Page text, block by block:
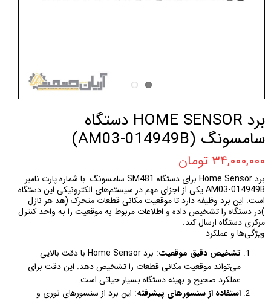
برد HOME SENSOR دستگاه
سامسونگ (AM03-014949B)
۳۴,۰۰۰,۰۰۰ تومان
برد Home Sensor برای دستگاه SM481 سامسونگ با شماره پارت نامبر
AM03-014949B یکی از اجزای مهم در سیستم‌های الکترونیکی این دستگاه
است. این برد وظیفه دارد تا موقعیت مکانی قطعات متحرک (هد هر نازل
)در دستگاه را تشخیص داده و اطلاعات مربوط به موقعیت را به واحد کنترل
مرکزی دستگاه ارسال کند.
ویژگی‌ها و عملکرد
تشخیص دقیق موقعیت
: برد Home Sensor با دقت بالایی
می‌تواند موقعیت مکانی قطعات را تشخیص دهد. این دقت برای
عملکرد صحیح و بهینه دستگاه بسیار حیاتی است.
استفاده از سنسورهای پیشرفته: این برد از سنسورهای نوری و